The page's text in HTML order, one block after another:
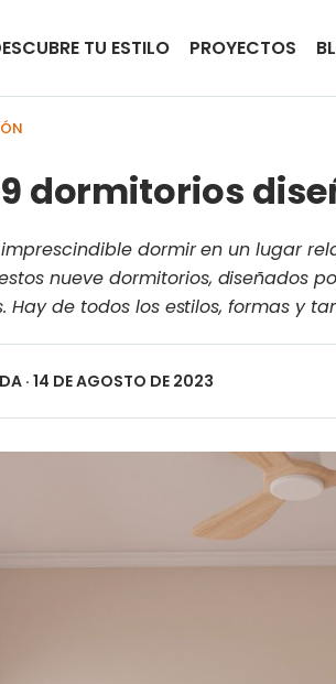
TU ESTILO PROYECTOS
9 dormitorios
dormir en un lugar
nueve dormitorios, diseñados
de todos los estilos, formas y
· 14 DE AGOSTO DE 2023